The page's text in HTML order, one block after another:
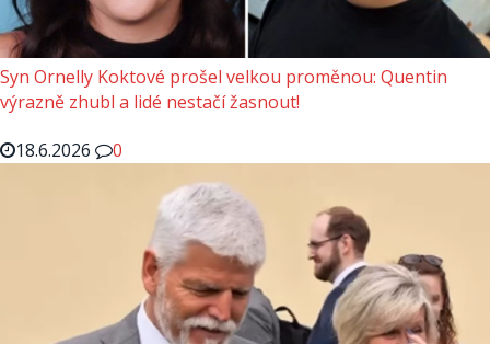
Syn Ornelly Koktové prošel velkou proměnou: Quentin
výrazně zhubl a lidé nestačí žasnout!
18.6.2026
0